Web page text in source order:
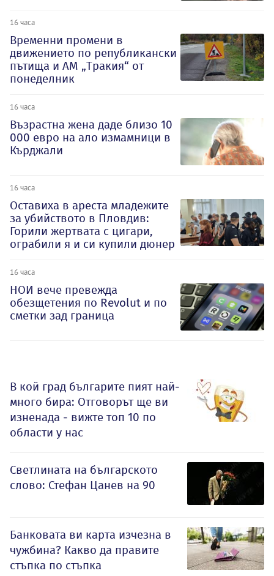
16 часа
Временни промени в
движението по републикански
пътища и АМ „Тракия“ от
понеделник
16 часа
Възрастна жена даде близо 10
000 евро на ало измамници в
Кърджали
16 часа
Оставиха в ареста младежите
за убийството в Пловдив:
Горили жертвата с цигари,
ограбили я и си купили дюнер
16 часа
НОИ вече превежда
обезщетения по Revolut и по
сметки зад граница
В кой град българите пият най-
много бира: Отговорът ще ви
изненада - вижте топ 10 по
области у нас
Светлината на българското
слово: Стефан Цанев на 90
Банковата ви карта изчезна в
чужбина? Какво да правите
стъпка по стъпка